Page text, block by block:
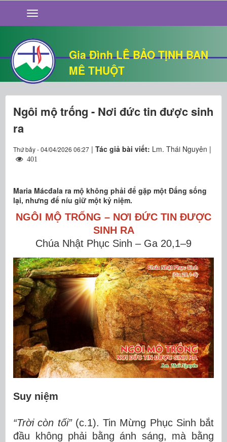
Gia Đình LÊ BẢO TỊNH BAN
MÊ THUỘT
GIỚI THIỆU
TIN TỨC
SỐNG ĐẠO
CHUYỆN NHÀ
QUÁN VĂN
THƯ GIÃN
Ngôi mộ trống - Nơi đức tin được sinh
ra
Thứ bảy - 04/04/2026 06:27 | Tác giả bài viết: Lm. Thái Nguyên |
401
Maria Mácđala ra mộ không phải để gặp một Đấng sống
lại, nhưng để níu giữ một kỷ niệm.
NGÔI MỘ TRỐNG – NƠI ĐỨC TIN ĐƯỢC
SINH RA
Chúa Nhật Phục Sinh – Ga 20,1–9
Suy niệm
“Trời còn tối”(c.1). Tin Mừng Phục Sinh bắt
đầu không phải bằng ánh sáng, mà bằng